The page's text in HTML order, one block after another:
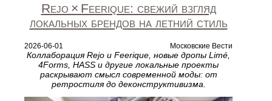
Rejo × Feerique: свежий взгляд
локальных брендов на летний стиль
2026-06-01 Московские Вести
Коллаборация Rejo и Feerique, новые дропы Limé,
4Forms, HASS и другие локальные проекты
раскрывают смысл современной моды: от
ретростиля до деконструктивизма.